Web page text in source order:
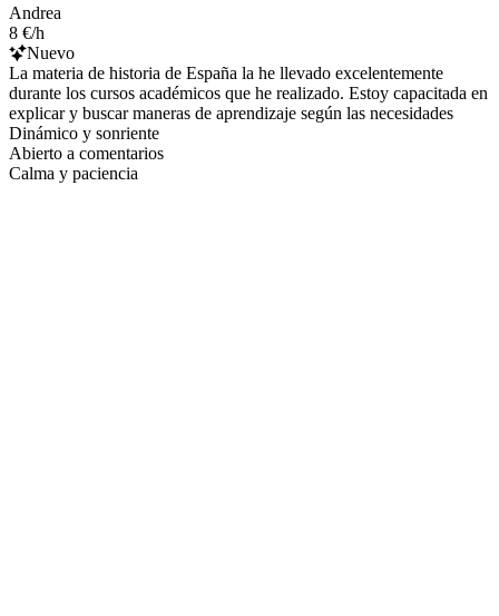
Andrea
8 €/h
Nuevo
La materia de historia de España la he llevado excelentemente
durante los cursos académicos que he realizado. Estoy capacitada en
explicar y buscar maneras de aprendizaje según las necesidades
Dinámico y sonriente
Abierto a comentarios
Calma y paciencia